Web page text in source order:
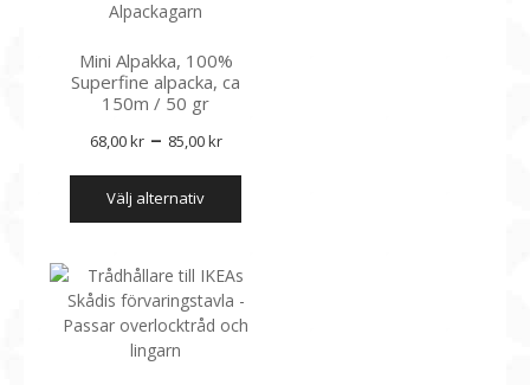
Mini Alpakka, 100%
Superfine alpacka, ca
150m / 50 gr
68,00kr – 85,00krPrisintervall:
68,00 kr
välj alternativ
Den
produkten
flera
varianter.
De